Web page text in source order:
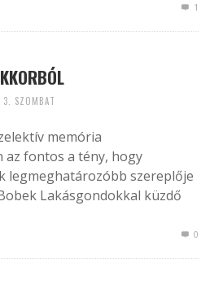
1
SZOMBAT
memória
az fontos a tény, hogy
legmeghatározóbb szereplője
Lakásgondokkal küzdő
0